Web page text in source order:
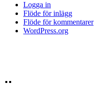
Logga in
Flöde för inlägg
Flöde för kommentarer
WordPress.org